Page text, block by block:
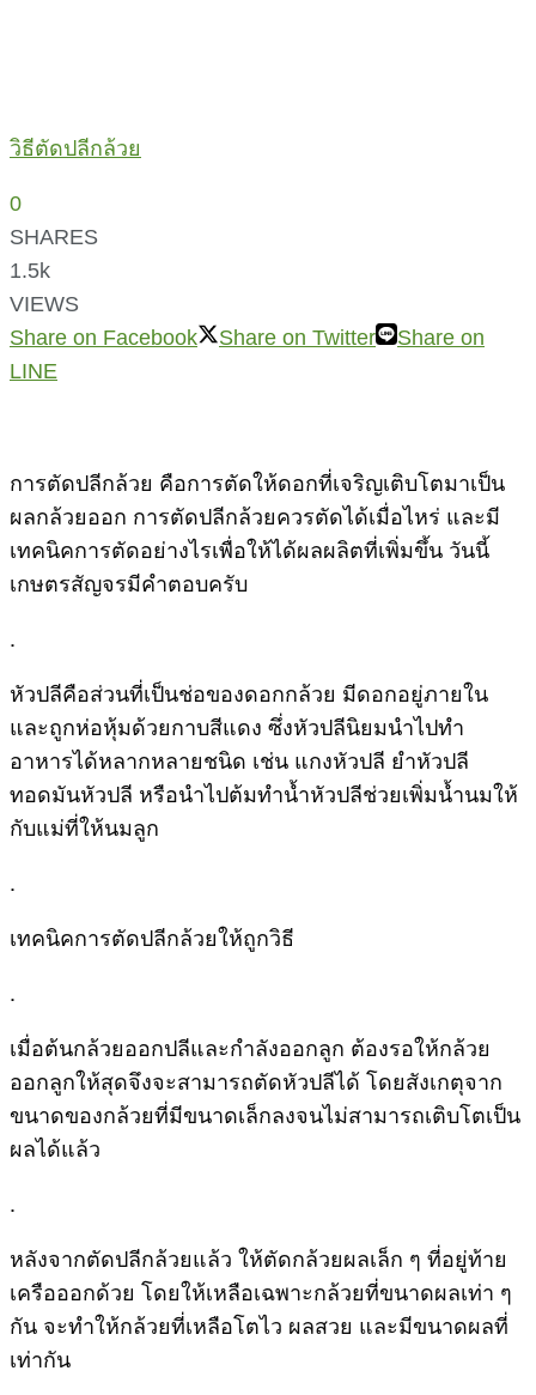
วิธีตัดปลีกล้วย
0
SHARES
1.5k
VIEWS
Share on Facebook
Share on Twitter
Share on
LINE
การตัดปลีกล้วย คือการตัดให้ดอกที่เจริญเติบโตมาเป็น
ผลกล้วยออก การตัดปลีกล้วยควรตัดได้เมื่อไหร่ และมี
เทคนิคการตัดอย่างไรเพื่อให้ได้ผลผลิตที่เพิ่มขึ้น วันนี้
เกษตรสัญจรมีคำตอบครับ
.
หัวปลีคือส่วนที่เป็นช่อของดอกกล้วย มีดอกอยู่ภายใน
และถูกห่อหุ้มด้วยกาบสีแดง ซึ่งหัวปลีนิยมนำไปทำ
อาหารได้หลากหลายชนิด เช่น แกงหัวปลี ยำหัวปลี
ทอดมันหัวปลี หรือนำไปต้มทำน้ำหัวปลีช่วยเพิ่มน้ำนมให้
กับแม่ที่ให้นมลูก
.
เทคนิคการตัดปลีกล้วยให้ถูกวิธี
.
เมื่อต้นกล้วยออกปลีและกำลังออกลูก ต้องรอให้กล้วย
ออกลูกให้สุดจึงจะสามารถตัดหัวปลีได้ โดยสังเกตุจาก
ขนาดของกล้วยที่มีขนาดเล็กลงจนไม่สามารถเติบโตเป็น
ผลได้แล้ว
.
หลังจากตัดปลีกล้วยแล้ว ให้ตัดกล้วยผลเล็ก ๆ ที่อยู่ท้าย
เครือออกด้วย โดยให้เหลือเฉพาะกล้วยที่ขนาดผลเท่า ๆ
กัน จะทำให้กล้วยที่เหลือโตไว ผลสวย และมีขนาดผลที่
เท่ากัน